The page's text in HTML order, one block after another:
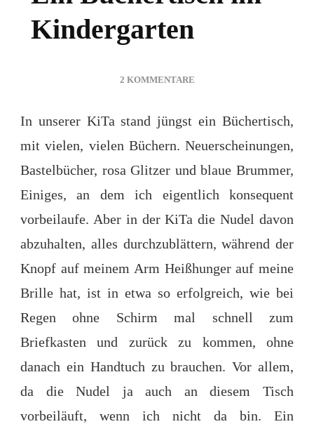
Kindergarten
2 KOMMENTAREZU
IM
KINDERGARTEN
In unserer KiTa stand jüngst ein Büchertisch,
mit vielen, vielen Büchern. Neuerscheinungen,
Bastelbücher, rosa Glitzer und blaue Brummer,
Einiges, an dem ich eigentlich konsequent
vorbeilaufe. Aber in der KiTa die Nudel davon
abzuhalten, alles durchzublättern, während der
Knopf auf meinem Arm Heißhunger auf meine
Brille hat, ist in etwa so erfolgreich, wie bei
Regen ohne Schirm mal schnell zum
Briefkasten und zurück zu kommen, ohne
danach ein Handtuch zu brauchen. Vor allem,
da die Nudel ja auch an diesem Tisch
vorbeiläuft, wenn ich nicht da bin. Ein